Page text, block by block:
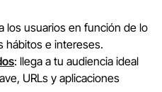
los usuarios en función de lo
hábitos e intereses.
: llega a tu audiencia ideal
URLs y aplicaciones